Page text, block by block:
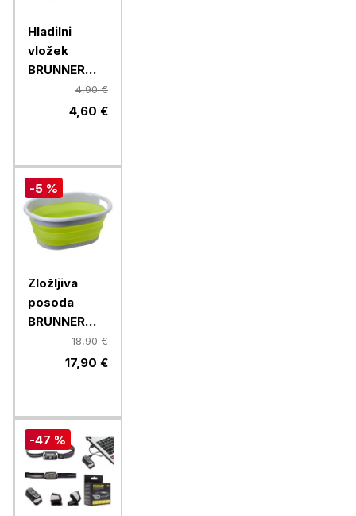
Hladilni
vložek
BRUNNER
Coolpad
200, 2 kosa
4,90 €
4,60 €
-5 %
Zložljiva
posoda
BRUNNER
FOLD-AWAY
18,90 €
17,90 €
-47 %